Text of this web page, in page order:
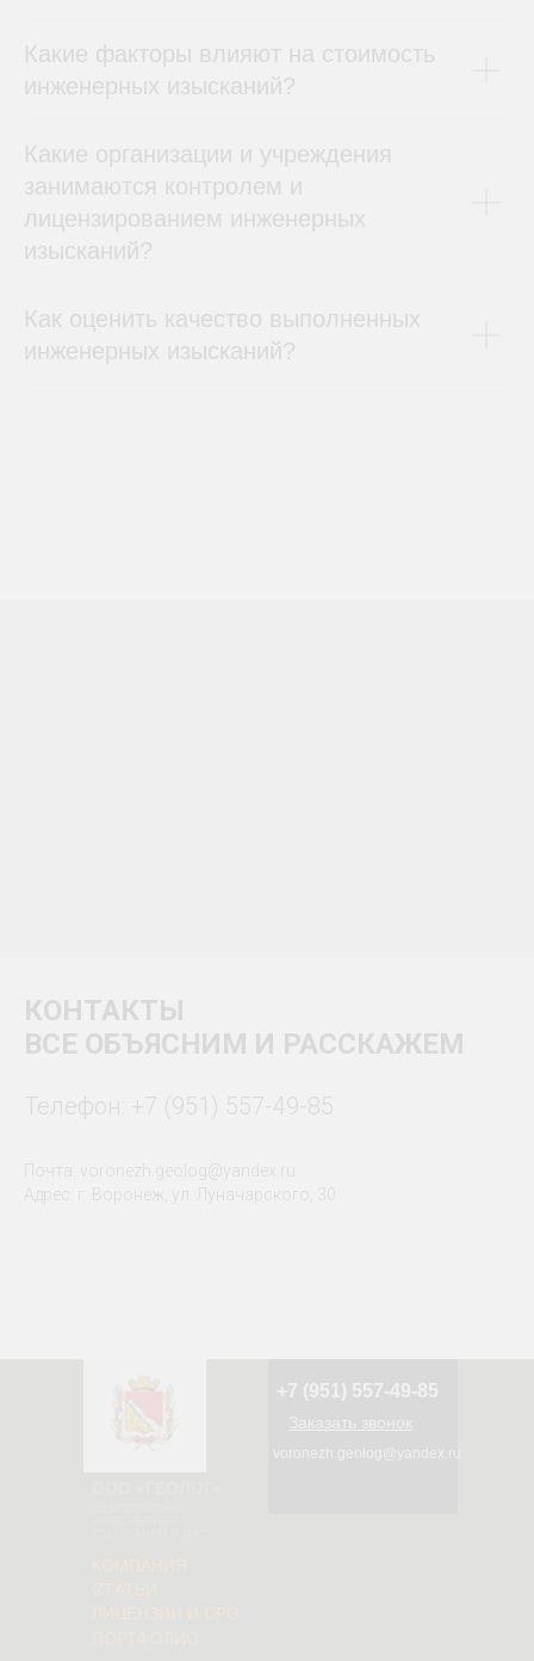
Какие факторы влияют на стоимость
инженерных изысканий?
Какие организации и учреждения
занимаются контролем и
лицензированием инженерных
изысканий?
Как оценить качество выполненных
инженерных изысканий?
КОНТАКТЫ
ВСЕ ОБЪЯСНИМ И РАССКАЖЕМ
Телефон: +7 (951) 557-49-85
Почта: voronezh.geolog@yandex.ru
Адрес: г. Воронеж, ул. Луначарского, 30
+7 (951) 557-49-85
Заказать звонок
voronezh.geolog@yandex.ru